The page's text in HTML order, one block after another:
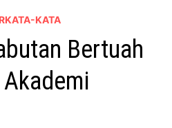
KATA
Bertuah